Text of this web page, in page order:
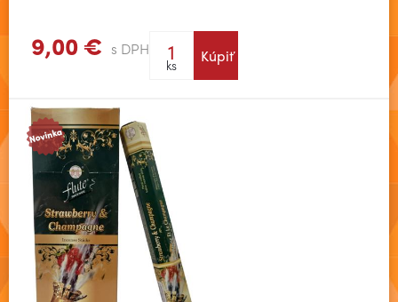
9,00 € s DPH
ks Kúpiť
Zobraziť viac